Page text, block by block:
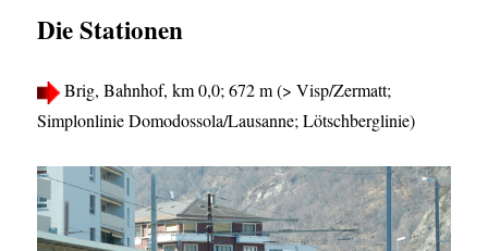
Die Stationen
Brig, Bahnhof, km 0,0; 672 m (> Visp/Zermatt;
Simplonlinie Domodossola/Lausanne; Lötschberglinie)